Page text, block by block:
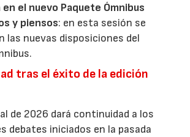
el nuevo Paquete Ómnibus
y piensos: en esta sesión se
las nuevas disposiciones del
tras el éxito de la edición
de 2026 dará continuidad a los
debates iniciados en la pasada